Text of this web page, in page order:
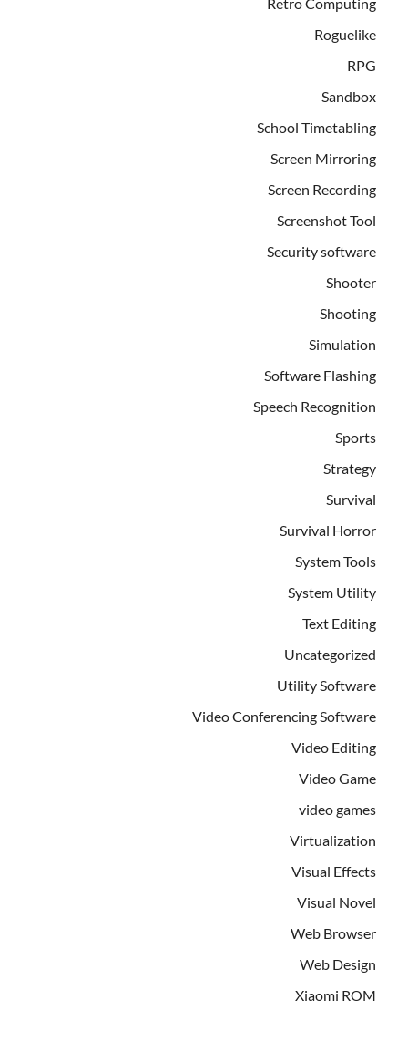
Roguelike
RPG
Sandbox
School Timetabling
Screen Mirroring
Screen Recording
Screenshot Tool
Security software
Shooter
Shooting
Simulation
Software Flashing
Speech Recognition
Sports
Strategy
Survival
Survival Horror
System Tools
System Utility
Text Editing
Uncategorized
Utility Software
Video Conferencing Software
Video Editing
Video Game
video games
Virtualization
Visual Effects
Visual Novel
Web Browser
Web Design
Xiaomi ROM